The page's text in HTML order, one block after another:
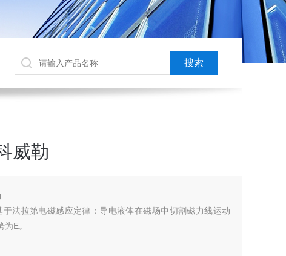
威勒
法拉第电磁感应定律：导电液体在磁场中切割磁力线运动
E。